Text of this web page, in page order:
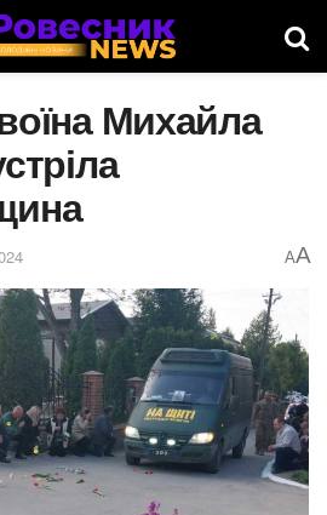
Михайла
AA